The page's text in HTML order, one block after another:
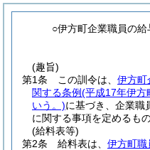
○伊方町企業職員の
(趣旨)
第1条
この訓令は、 伊方町
関する条例(平成17年伊方
いう。)に基づき、企業職
に関する事項を定めるもの
(給料表等)
第2条
給料表は、 伊方町職